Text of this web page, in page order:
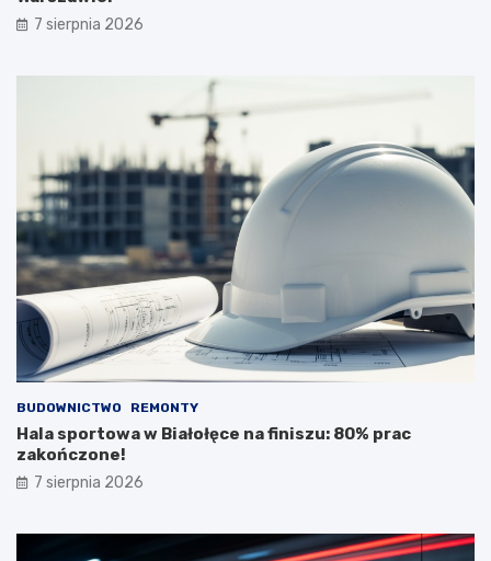
7 sierpnia 2026
BUDOWNICTWO REMONTY
Hala sportowa w Białołęce na finiszu: 80% prac
zakończone!
7 sierpnia 2026